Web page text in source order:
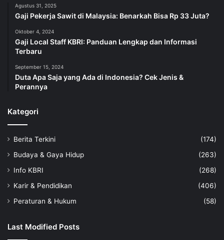
Agustus 31, 2025
Gaji Pekerja Sawit di Malaysia: Benarkah Bisa Rp 33 Juta?
Oktober 4, 2024
Gaji Local Staff KBRI: Panduan Lengkap dan Informasi
Terbaru
September 15, 2024
Duta Apa Saja yang Ada di Indonesia? Cek Jenis &
Perannya
Kategori
Berita Terkini
(174)
Budaya & Gaya Hidup
(263)
Info KBRI
(268)
Karir & Pendidikan
(406)
Peraturan & Hukum
(58)
Last Modified Posts